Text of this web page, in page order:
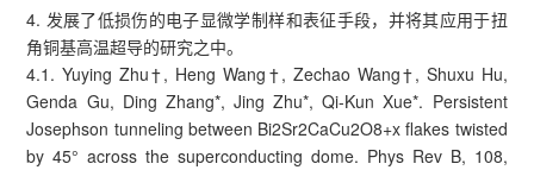
4. 发展了低损伤的电子显微学制样和表征手段，并将其应用于扭
角铜基高温超导的研究之中。
4.1. Yuying Zhu†, Heng Wang†, Zechao Wang†, Shuxu Hu,
Genda Gu, Ding Zhang*, Jing Zhu*, Qi-Kun Xue*. Persistent
Josephson tunneling between Bi2Sr2CaCu2O8+x flakes twisted
by 45° across the superconducting dome. Phys Rev B, 108,